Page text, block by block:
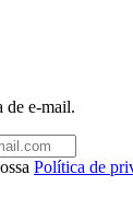
de e-mail.
Política de